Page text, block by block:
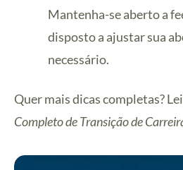
Mantenha-se aberto a
disposto a ajustar sua
necessário.
Quer mais dicas completas?
Completo de Transição de